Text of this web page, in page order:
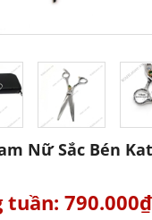
Nữ Sắc Bén
tuần: 790.000₫